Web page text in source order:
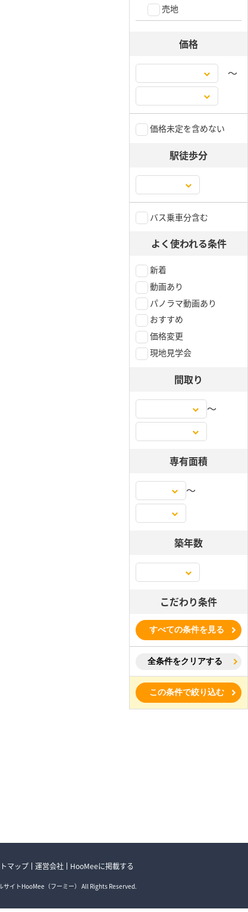
売地
価格
〜
価格未定を含めない
駅徒歩分
バス乗車分含む
よく使われる条件
新着
動画あり
パノラマ動画あり
おすすめ
価格変更
現地見学会
間取り
〜
専有面積
〜
築年数
こだわり条件
すべての条件を見る
全条件をクリアする
この条件で絞り込む
マップ 運営会社 HooMeeに掲載する
サイトHooMee（フーミー） All Rights Reserved.